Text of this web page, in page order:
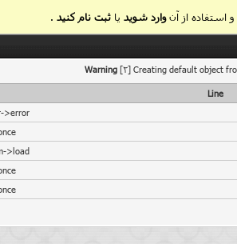
استفاده از آنوارد شوید یاثبت نام کنید .
Warning[2] Creating default object
Line
>error
>load